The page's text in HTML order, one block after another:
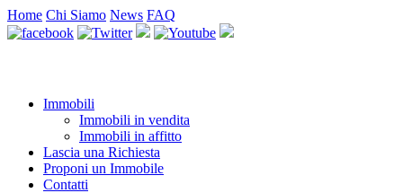
Home Chi Siamo News FAQ
Immobili
Immobili in vendita
Immobili in affitto
Lascia una Richiesta
Proponi un Immobile
Contatti